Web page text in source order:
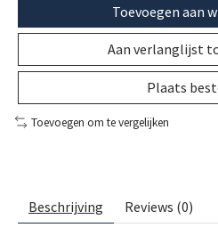
Toevoegen aan
Aan verlanglijst
Plaats
Toevoegen om te vergelijken
Beschrijving Reviews (0)